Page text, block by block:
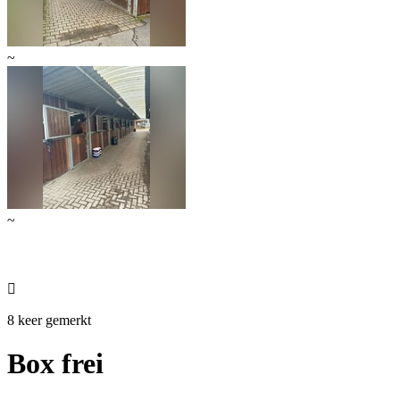
~
~

8 keer gemerkt
Box frei